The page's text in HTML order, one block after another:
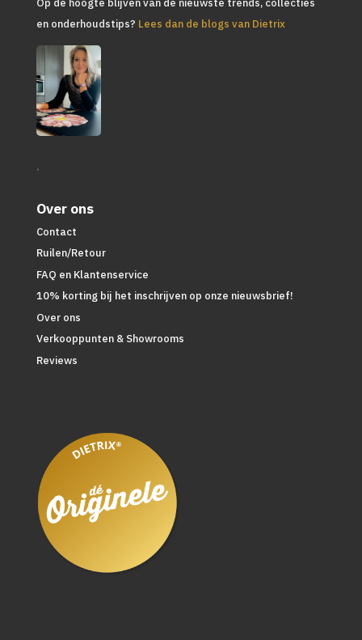
en onderhoudstips? Lees dan de blogs van Dietrix
.
Over ons
Contact
Ruilen/Retour
FAQ en Klantenservice
10% korting bij het inschrijven op onze nieuwsbrief!
Over ons
Verkooppunten & Showrooms
Reviews